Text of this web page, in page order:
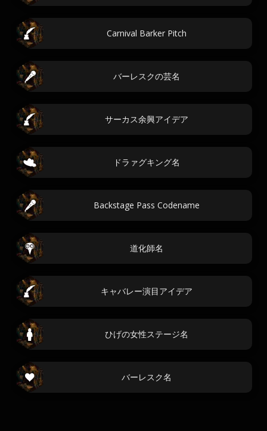
Carnival Barker Pitch
バーレスクの芸名
サーカス余興アイデア
ドラァグキング名
Backstage Pass Codename
道化師名
キャバレー演目アイデア
ひげの女性ステージ名
バーレスク名